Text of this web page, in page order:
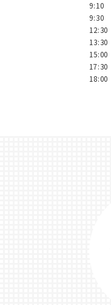
9:10
9:30
12:30
13:30
15:00
17:30
18:00